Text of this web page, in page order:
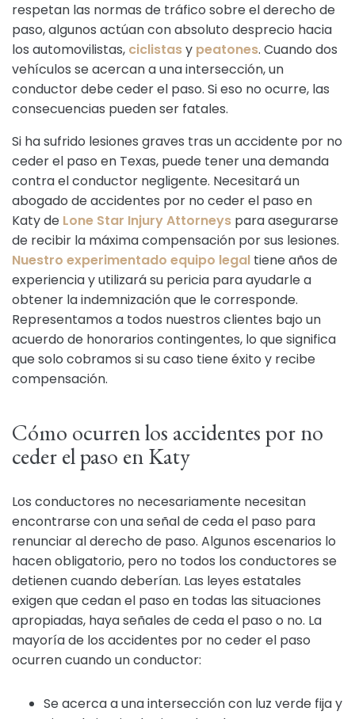
respetan las normas de tráfico sobre el derecho de
paso, algunos actúan con absoluto desprecio hacia
los automovilistas, ciclistasy peatones. Cuando dos
vehículos se acercan a una intersección, un
conductor debe ceder el paso. Si eso no ocurre, las
consecuencias pueden ser fatales.
Si ha sufrido lesiones graves tras un accidente por no
ceder el paso en Texas, puede tener una demanda
contra el conductor negligente. Necesitará un
abogado de accidentes por no ceder el paso en
Katy de Lone Star Injury Attorneys para asegurarse
de recibir la máxima compensación por sus lesiones.
Nuestro experimentado equipo legal tiene años de
experiencia y utilizará su pericia para ayudarle a
obtener la indemnización que le corresponde.
Representamos a todos nuestros clientes bajo un
acuerdo de honorarios contingentes, lo que significa
que solo cobramos si su caso tiene éxito y recibe
compensación.
Cómo ocurren los accidentes por no
ceder el paso en Katy
Los conductores no necesariamente necesitan
encontrarse con una señal de ceda el paso para
renunciar al derecho de paso. Algunos escenarios lo
hacen obligatorio, pero no todos los conductores se
detienen cuando deberían. Las leyes estatales
exigen que cedan el paso en todas las situaciones
apropiadas, haya señales de ceda el paso o no. La
mayoría de los accidentes por no ceder el paso
ocurren cuando un conductor:
Se acerca a una intersección con luz verde fija y